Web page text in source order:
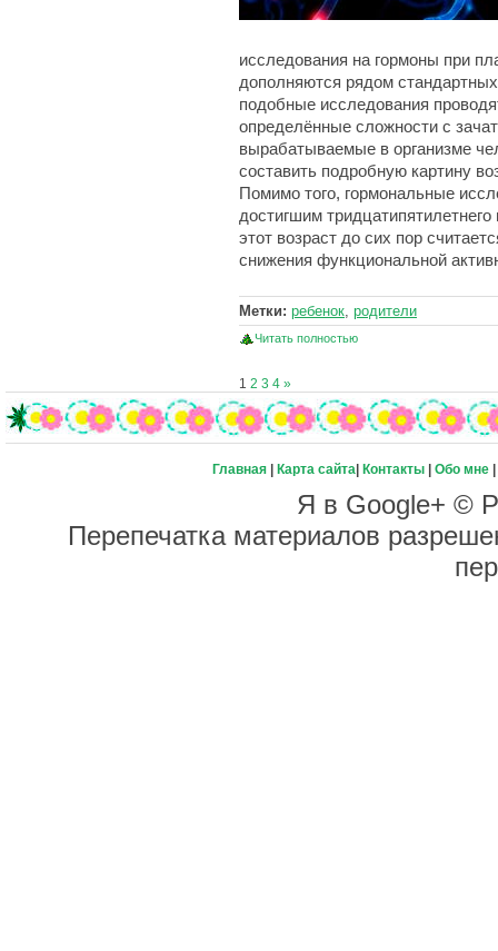
исследования на гормоны при
дополняются рядом
подобные исследования
определённые сложности с
вырабатываемые в организме
составить подробную картину
Помимо того, гормональные
достигшим
этот возраст до сих пор
снижения функциональной
Метки: ребенок, родители
Читать полностью
1 2 3 4 »
Главная| Карта сайта| Контакты| Обо мне|
Я в Google+ ©
Перепечатка материалов